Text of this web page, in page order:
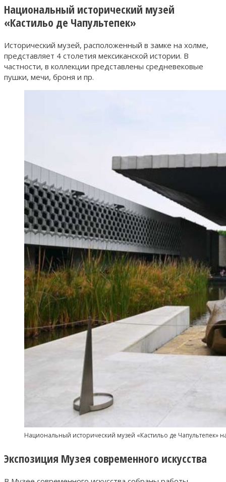
Национальный исторический музей
«Кастильо де Чапультепек»
Исторический музей, расположенный в замке на холме,
представляет 4 столетия мексиканской истории. В
частности, в коллекции представлены средневековые
пушки, мечи, броня и пр.
Национальный исторический музей «Кастильо де Чапультепек»
Экспозиция Музея современного искусства